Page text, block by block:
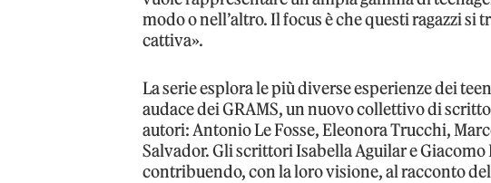
modo o nell’altro. Il focus è che questi ragazzi si
cattiva».
La serie esplora le più diverse esperienze dei
audace dei GRAMS, un nuovo collettivo di
autori: Antonio Le Fosse, Eleonora Trucchi,
Salvador. Gli scrittori Isabella Aguilar e
contribuendo, con la loro visione, al racconto